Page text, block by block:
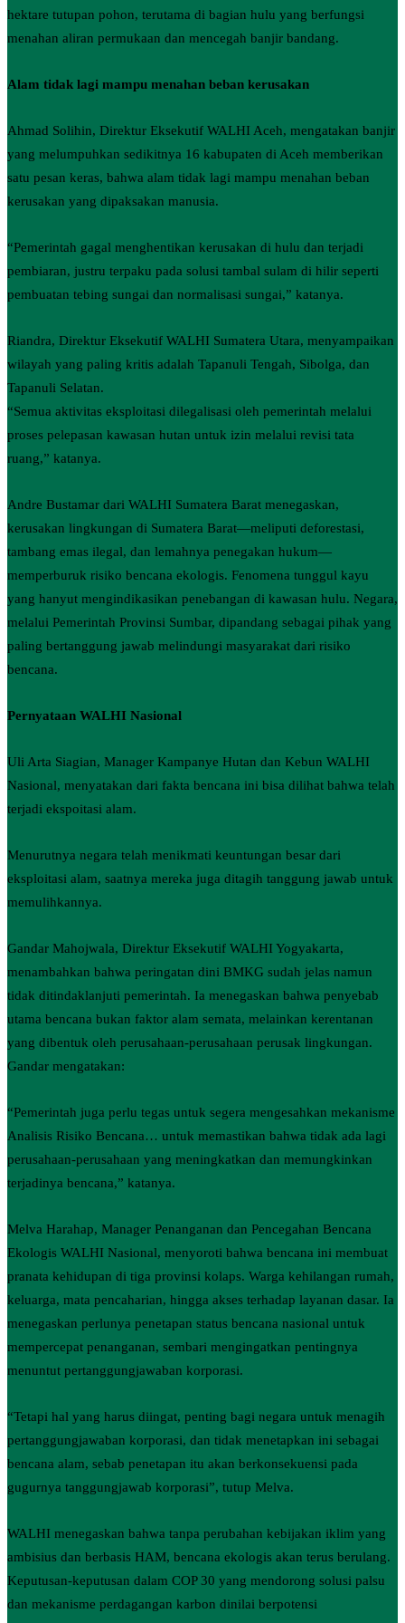
hektare tutupan pohon, terutama di bagian hulu yang berfungsi
menahan aliran permukaan dan mencegah banjir bandang.
Alam tidak lagi mampu menahan beban kerusakan
Ahmad Solihin, Direktur Eksekutif WALHI Aceh, mengatakan banjir
yang melumpuhkan sedikitnya 16 kabupaten di Aceh memberikan
satu pesan keras, bahwa alam tidak lagi mampu menahan beban
kerusakan yang dipaksakan manusia.
“Pemerintah gagal menghentikan kerusakan di hulu dan terjadi
pembiaran, justru terpaku pada solusi tambal sulam di hilir seperti
pembuatan tebing sungai dan normalisasi sungai,” katanya.
Riandra, Direktur Eksekutif WALHI Sumatera Utara, menyampaikan
wilayah yang paling kritis adalah Tapanuli Tengah, Sibolga, dan
Tapanuli Selatan.
“Semua aktivitas eksploitasi dilegalisasi oleh pemerintah melalui
proses pelepasan kawasan hutan untuk izin melalui revisi tata
ruang,” katanya.
Andre Bustamar dari WALHI Sumatera Barat menegaskan,
kerusakan lingkungan di Sumatera Barat—meliputi deforestasi,
tambang emas ilegal, dan lemahnya penegakan hukum—
memperburuk risiko bencana ekologis. Fenomena tunggul kayu
yang hanyut mengindikasikan penebangan di kawasan hulu. Negara,
melalui Pemerintah Provinsi Sumbar, dipandang sebagai pihak yang
paling bertanggung jawab melindungi masyarakat dari risiko
bencana.
Pernyataan WALHI Nasional
Uli Arta Siagian, Manager Kampanye Hutan dan Kebun WALHI
Nasional, menyatakan dari fakta bencana ini bisa dilihat bahwa telah
terjadi ekspoitasi alam.
Menurutnya negara telah menikmati keuntungan besar dari
eksploitasi alam, saatnya mereka juga ditagih tanggung jawab untuk
memulihkannya.
Gandar Mahojwala, Direktur Eksekutif WALHI Yogyakarta,
menambahkan bahwa peringatan dini BMKG sudah jelas namun
tidak ditindaklanjuti pemerintah. Ia menegaskan bahwa penyebab
utama bencana bukan faktor alam semata, melainkan kerentanan
yang dibentuk oleh perusahaan-perusahaan perusak lingkungan.
Gandar mengatakan:
“Pemerintah juga perlu tegas untuk segera mengesahkan mekanisme
Analisis Risiko Bencana… untuk memastikan bahwa tidak ada lagi
perusahaan-perusahaan yang meningkatkan dan memungkinkan
terjadinya bencana,” katanya.
Melva Harahap, Manager Penanganan dan Pencegahan Bencana
Ekologis WALHI Nasional, menyoroti bahwa bencana ini membuat
pranata kehidupan di tiga provinsi kolaps. Warga kehilangan rumah,
keluarga, mata pencaharian, hingga akses terhadap layanan dasar. Ia
menegaskan perlunya penetapan status bencana nasional untuk
mempercepat penanganan, sembari mengingatkan pentingnya
menuntut pertanggungjawaban korporasi.
“Tetapi hal yang harus diingat, penting bagi negara untuk menagih
pertanggungjawaban korporasi, dan tidak menetapkan ini sebagai
bencana alam, sebab penetapan itu akan berkonsekuensi pada
gugurnya tanggungjawab korporasi”, tutup Melva.
WALHI menegaskan bahwa tanpa perubahan kebijakan iklim yang
ambisius dan berbasis HAM, bencana ekologis akan terus berulang.
Keputusan-keputusan dalam COP 30 yang mendorong solusi palsu
dan mekanisme perdagangan karbon dinilai berpotensi